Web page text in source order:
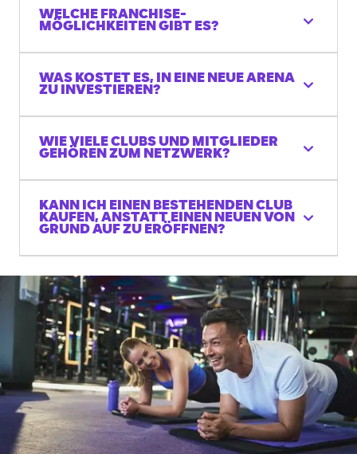
WELCHE FRANCHISE-
MÖGLICHKEITEN GIBT ES?
WAS KOSTET ES, IN EINE NEUE ARENA
ZU INVESTIEREN?
WIE VIELE CLUBS UND MITGLIEDER
GEHÖREN ZUM NETZWERK?
KANN ICH EINEN BESTEHENDEN CLUB
KAUFEN, ANSTATT EINEN NEUEN VON
GRUND AUF ZU ERÖFFNEN?